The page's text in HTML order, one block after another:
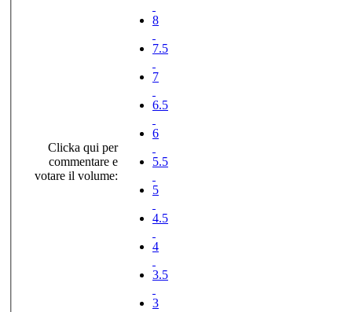
Clicka qui per
commentare e
votare il volume:
8
7.5
7
6.5
6
5.5
5
4.5
4
3.5
3